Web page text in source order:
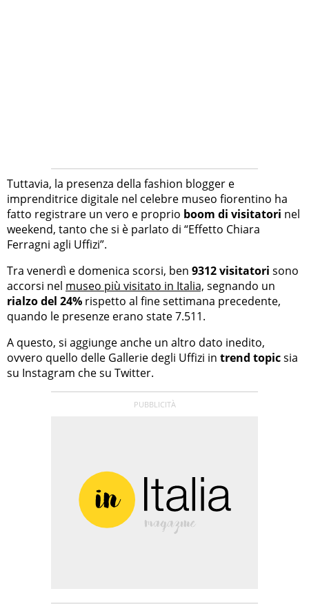
Tuttavia, la presenza della fashion blogger e
imprenditrice digitale nel celebre museo fiorentino ha
fatto registrare un vero e proprio boom di visitatori nel
weekend, tanto che si è parlato di “Effetto Chiara
Ferragni agli Uffizi”.
Tra venerdì e domenica scorsi, ben 9312 visitatori sono
accorsi nel museo più visitato in Italia, segnando un
rialzo del 24% rispetto al fine settimana precedente,
quando le presenze erano state 7.511.
A questo, si aggiunge anche un altro dato inedito,
ovvero quello delle Gallerie degli Uffizi in trend topicsia
su Instagram che su Twitter.